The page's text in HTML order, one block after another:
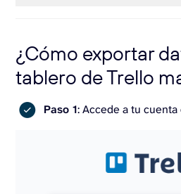
¿Cómo exportar
tablero de Trello
Paso 1: Accede a tu